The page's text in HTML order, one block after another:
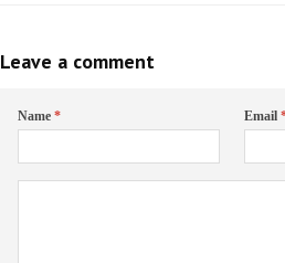
Leave a comment
Name* Email